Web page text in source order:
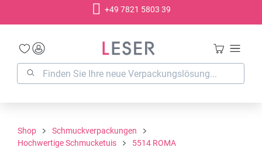
+49 7821 5803 39
Shop
Schmuckverpackungen
Hochwertige Schmucketuis
5514 ROMA